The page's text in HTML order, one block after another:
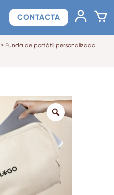
CONTACTA
> Funda de portátil personalizada